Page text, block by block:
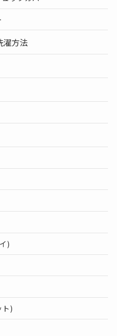
濯方法
)
ト)